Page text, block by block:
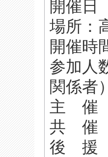
開催日
場所：
開催時
参加人
関係者）
主 催
共 催
後 援